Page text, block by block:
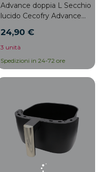
Advance doppia L Secchio
lucido Cecofry Advance
24,90 €
3 unità
Spedizioni in 24-72 ore